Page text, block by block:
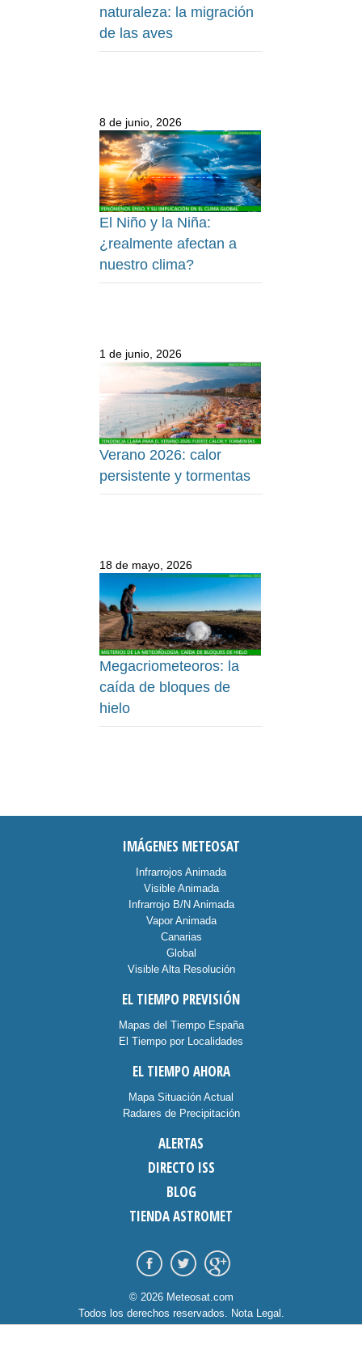
naturaleza: la migración
de las aves
8 de junio, 2026
El Niño y la Niña:
¿realmente afectan a
nuestro clima?
1 de junio, 2026
Verano 2026: calor
persistente y tormentas
18 de mayo, 2026
Megacriometeoros: la
caída de bloques de
hielo
IMÁGENES METEOSAT
Infrarrojos Animada
Visible Animada
Infrarrojo B/N Animada
Vapor Animada
Canarias
Global
Visible Alta Resolución
EL TIEMPO PREVISIÓN
Mapas del Tiempo España
El Tiempo por Localidades
EL TIEMPO AHORA
Mapa Situación Actual
Radares de Precipitación
ALERTAS
DIRECTO ISS
BLOG
TIENDA ASTROMET
© 2026 Meteosat.com
Todos los derechos reservados. Nota Legal .